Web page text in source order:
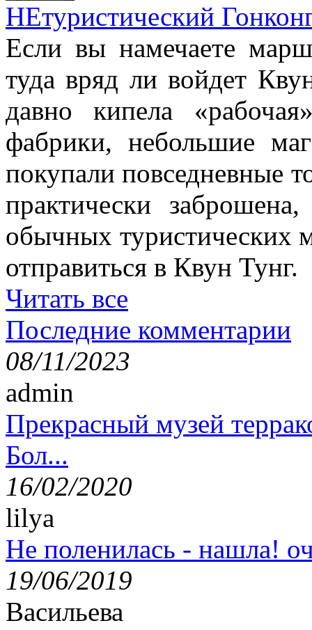
НЕтуристический
Если вы намечаете
туда вряд ли войдет
давно кипела
фабрики, небольшие
покупали повседневные
практически
обычных туристических
отправиться в Квун Тунг.
Читать все
Последние комментарии
08/11/2023
admin
Прекрасный музей
Бол...
16/02/2020
lilya
Не поленилась - нашла!
19/06/2019
Васильева